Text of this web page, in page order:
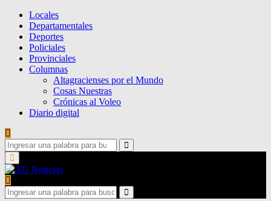
Locales
Departamentales
Deportes
Policiales
Provinciales
Columnas
Altagracienses por el Mundo
Cosas Nuestras
Crónicas al Voleo
Diario digital
Search
for:
Search
Primary
Menu
Search